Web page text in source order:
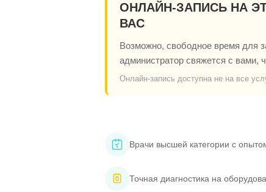
ОНЛАЙН-ЗАПИСЬ НА
ВАС
Возможно, свободное время для
администратор свяжется с вами,
Онлайн-запись доступна не на все
Врачи высшей категории с
Точная диагностика на